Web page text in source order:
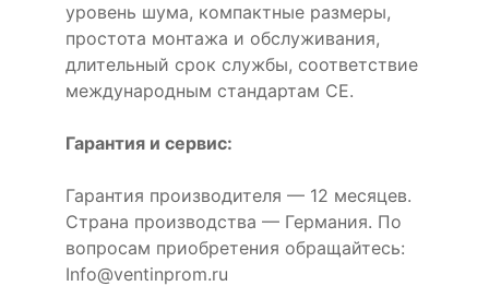
уровень шума, компактные размеры,
простота монтажа и обслуживания,
длительный срок службы, соответствие
международным стандартам CE.
Гарантия и сервис:
Гарантия производителя — 12 месяцев.
Страна производства — Германия. По
вопросам приобретения обращайтесь:
Info@ventinprom.ru